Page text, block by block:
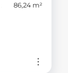
86,24 m²